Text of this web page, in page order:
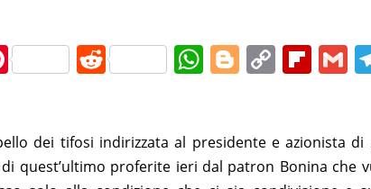
Pi
e
st
R
di
t
W
s
A
Bl
g
er
C
y
Li
Fl
o
ar
G
l
dei tifosi indirizzata al presidente e azionista di
quest’ultimo proferite ieri dal patron Bonina che